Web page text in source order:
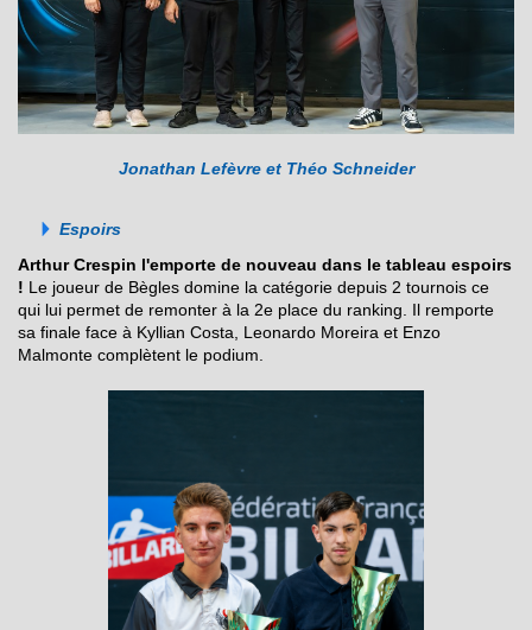
Jonathan Lefèvre et Théo Schneider
Espoirs
Arthur Crespin l'emporte de nouveau dans le tableau espoirs
! Le joueur de Bègles domine la catégorie depuis 2 tournois ce
qui lui permet de remonter à la 2e place du ranking. Il remporte
sa finale face à Kyllian Costa, Leonardo Moreira et Enzo
Malmonte complètent le podium.